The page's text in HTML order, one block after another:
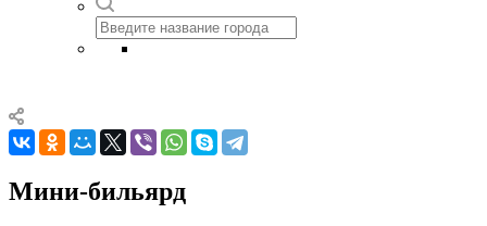
Мини-бильярд